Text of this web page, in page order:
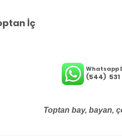
İç
Whatsapp
(544) 531
Toptan bay, bayan,